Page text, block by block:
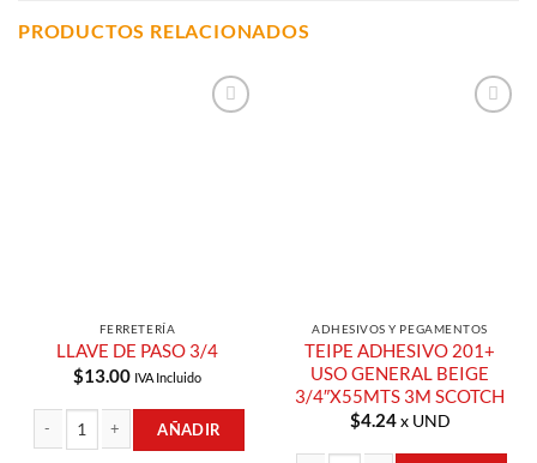
PRODUCTOS RELACIONADOS
FERRETERÍA
LLAVE DE PASO 3/4
$13.00 IVA Incluido
AÑADIR
ADHESIVOS Y PEGAMENTOS
TEIPE ADHESIVO 201+
USO GENERAL BEIGE
3/4″X55MTS 3M SCOTCH
$4.24x UND